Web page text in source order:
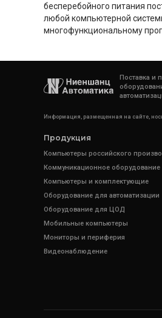
бесперебойного питания
любой компьютерной
многофункциональному
Поставка и
Информация, размещенная на сайте,
Продукция
Компьютеры российского
Коммуникационное оборудование
Компьютеры и комплектующие
Оборудование для автоматизации
Оборудование для ЦОД
Мобильные компьютеры
Мониторы и периферия
Видеонаблюдение